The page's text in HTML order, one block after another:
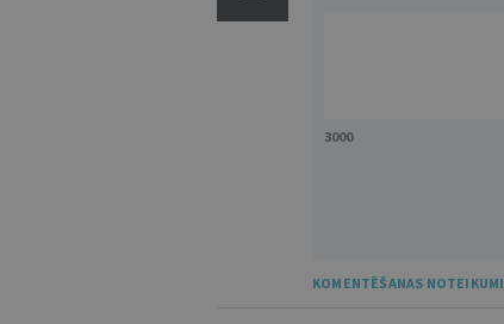
3000
KOMENTĒŠANAS NOTEIKUMI